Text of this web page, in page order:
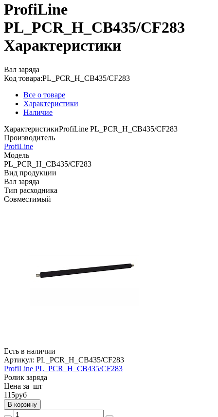
ProfiLine
PL_PCR_H_CB435/CF283
Характеристики
Вал заряда
Код товара:PL_PCR_H_CB435/CF283
Все о товаре
Характеристики
Наличие
ХарактеристикиProfiLine PL_PCR_H_CB435/CF283
Производитель
ProfiLine
Модель
PL_PCR_H_CB435/CF283
Вид продукции
Вал заряда
Тип расходника
Совместимый
Есть в наличии
Артикул: PL_PCR_H_CB435/CF283
ProfiLine PL_PCR_H_CB435/CF283
Ролик заряда
Цена за шт
115руб
В корзину